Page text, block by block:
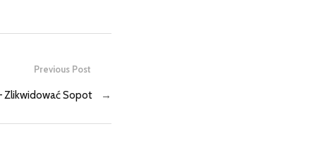
Previous Post
Zlikwidować Sopot →